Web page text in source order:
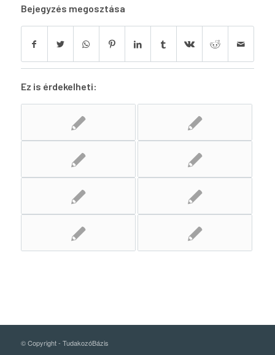
Bejegyzés megosztása
Ez is érdekelheti:
© Copyright - TudakozóBázis